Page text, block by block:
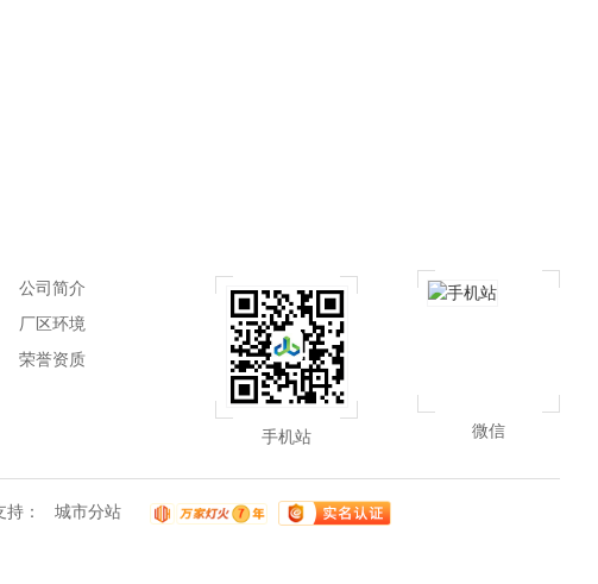
公司简介
厂区环境
荣誉资质
手机站 微信
： 城市分站
城